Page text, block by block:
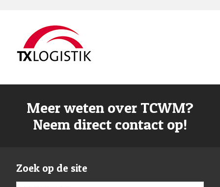
Meer weten over TCWM?
Neem direct contact op!
Zoek op de site